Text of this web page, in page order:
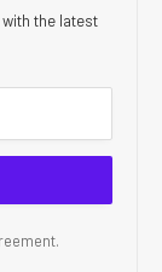
the latest